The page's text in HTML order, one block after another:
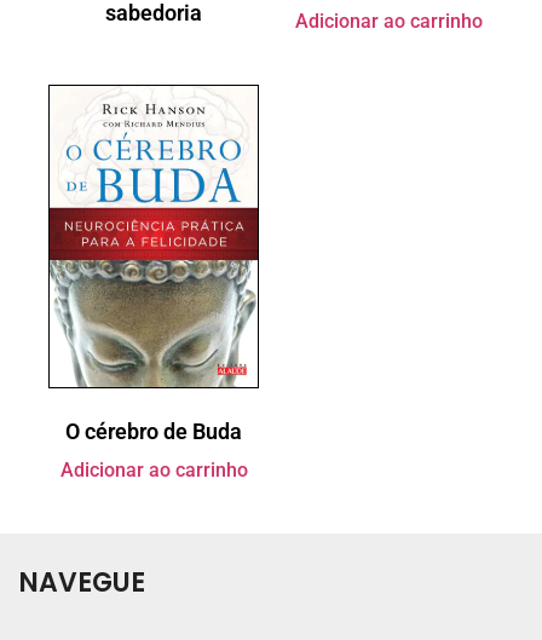
sabedoria
Adicionar ao carrinho
O cérebro de Buda
Adicionar ao carrinho
NAVEGUE